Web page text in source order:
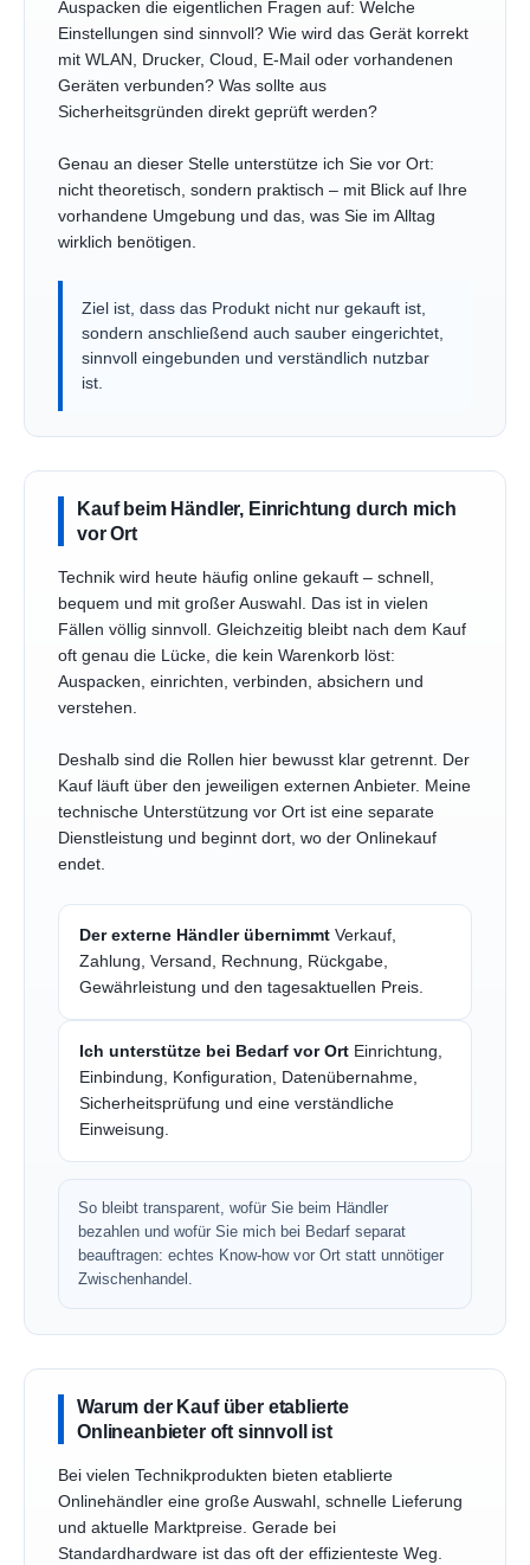
Auspacken die eigentlichen Fragen auf: Welche
Einstellungen sind sinnvoll? Wie wird das Gerät korrekt
mit WLAN, Drucker, Cloud, E-Mail oder vorhandenen
Geräten verbunden? Was sollte aus
Sicherheitsgründen direkt geprüft werden?
Genau an dieser Stelle unterstütze ich Sie vor Ort:
nicht theoretisch, sondern praktisch – mit Blick auf Ihre
vorhandene Umgebung und das, was Sie im Alltag
wirklich benötigen.
Ziel ist, dass das Produkt nicht nur gekauft ist,
sondern anschließend auch sauber eingerichtet,
sinnvoll eingebunden und verständlich nutzbar
ist.
Kauf beim Händler, Einrichtung durch mich
vor Ort
Technik wird heute häufig online gekauft – schnell,
bequem und mit großer Auswahl. Das ist in vielen
Fällen völlig sinnvoll. Gleichzeitig bleibt nach dem Kauf
oft genau die Lücke, die kein Warenkorb löst:
Auspacken, einrichten, verbinden, absichern und
verstehen.
Deshalb sind die Rollen hier bewusst klar getrennt. Der
Kauf läuft über den jeweiligen externen Anbieter. Meine
technische Unterstützung vor Ort ist eine separate
Dienstleistung und beginnt dort, wo der Onlinekauf
endet.
Der externe Händler übernimmt Verkauf,
Zahlung, Versand, Rechnung, Rückgabe,
Gewährleistung und den tagesaktuellen Preis.
Ich unterstütze bei Bedarf vor Ort Einrichtung,
Einbindung, Konfiguration, Datenübernahme,
Sicherheitsprüfung und eine verständliche
Einweisung.
So bleibt transparent, wofür Sie beim Händler
bezahlen und wofür Sie mich bei Bedarf separat
beauftragen: echtes Know-how vor Ort statt unnötiger
Zwischenhandel.
Warum der Kauf über etablierte
Onlineanbieter oft sinnvoll ist
Bei vielen Technikprodukten bieten etablierte
Onlinehändler eine große Auswahl, schnelle Lieferung
und aktuelle Marktpreise. Gerade bei
Standardhardware ist das oft der effizienteste Weg.